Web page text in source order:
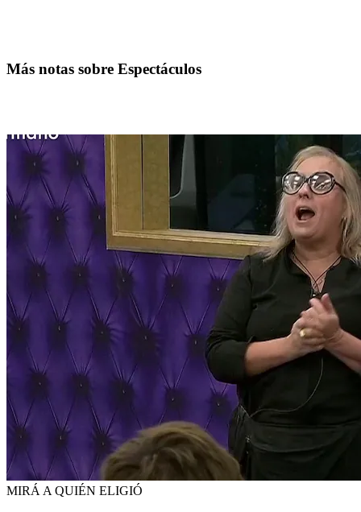
Más notas sobre Espectáculos
MIRÁ A QUIÉN ELIGIÓ